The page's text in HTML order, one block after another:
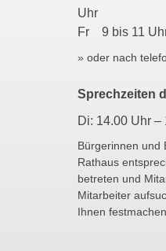
Uhr
Fr 9 bis 11
» oder nach
Sprechzeiten
Di: 14.00 Uhr –
Bürgerinnen und
Rathaus
betreten und
Mitarbeiter
Ihnen